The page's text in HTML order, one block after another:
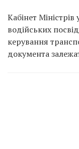
Кабінет
водійських
керування
документа